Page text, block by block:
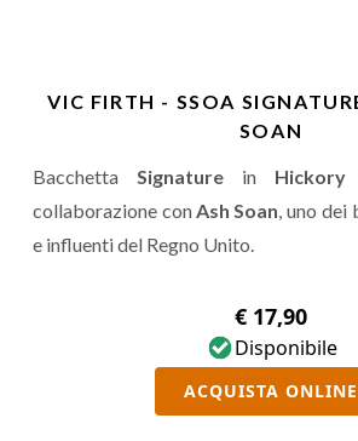
VIC FIRTH - SSOA
SOAN
Bacchetta Signature in
collaborazione conAsh Soan, uno
e influenti del Regno Unito.
€ 17,90
Disponibile
ACQUISTA ONLINE